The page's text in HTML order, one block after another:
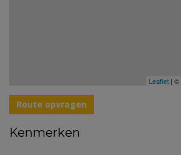
Leaflet | ©
Route opvragen
Kenmerken